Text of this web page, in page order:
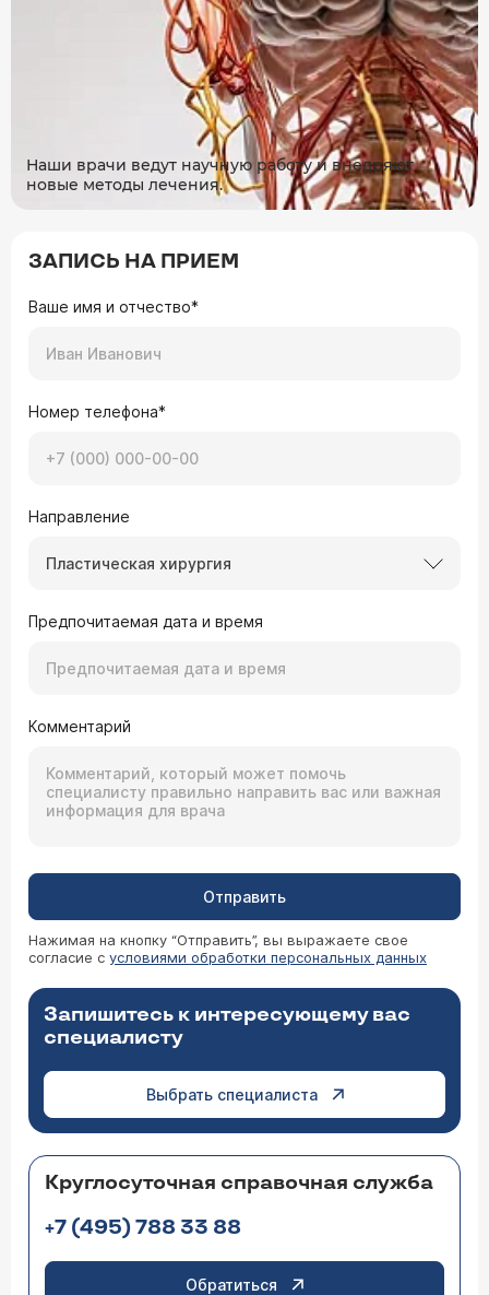
Наши врачи ведут научную работу и внедряют
новые методы лечения.
ЗАПИСЬ НА ПРИЕМ
Ваше имя и отчество*
Номер телефона*
Направление
Пластическая хирургия
Предпочитаемая дата и время
Комментарий
Отправить
Нажимая на кнопку “Отправить”, вы выражаете свое
согласие с условиями обработки персональных данных
Запишитесь к интересующему вас
специалисту
Выбрать специалиста
Круглосуточная справочная служба
+7 (495) 788 33 88
Обратиться